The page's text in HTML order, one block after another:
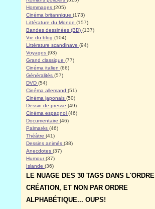
Hommages (205)
Cinéma britannique (173)
Littérature du Monde (157)
Bandes dessinées (BD) (137)
Vie du blog (104)
Littérature scandinave (94)
Voyages (93)
Grand classique (77)
Cinéma italien (66)
Généralités (57)
DVD (54)
Cinéma allemand (51)
Cinéma japonais (50)
Dessin de presse (49)
Cinéma espagnol (46)
Documentaire (46)
Palmarès (46)
Théâtre (41)
Dessins animés (38)
Anecdotes (37)
Humour(37)
Islande (36)
LE NUAGE DES 30 TAGS DANS
CRÉATION, ET NON PAR ORDRE
ALPHABÉTIQUE... OUPS!